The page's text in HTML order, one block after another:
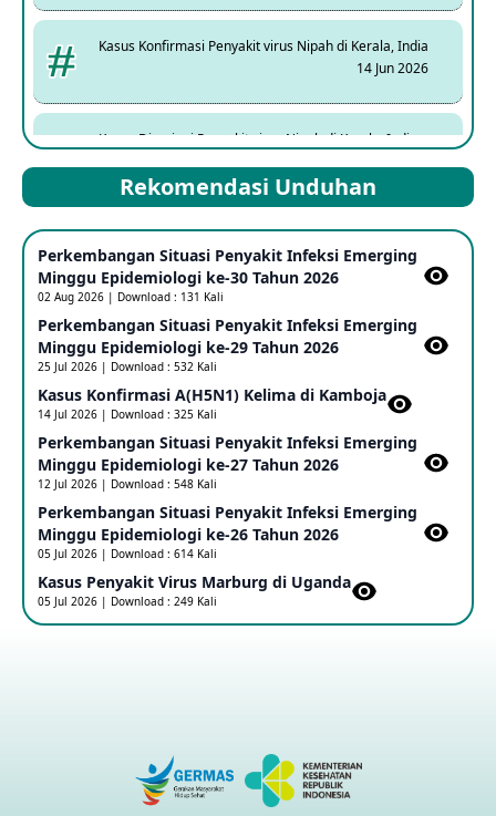
Kasus Konfirmasi Penyakit virus Nipah di Kerala, India
14 Jun 2026
Kasus Dicurigai Penyakit virus Nipah di Kerala, India
Mpox Clade 1b di Taiwan
25 May 2026
Update Informasi PHEIC Penyakit Ebola
23 May 2026
Penetapan Outbreak Penyakit Ebola di RD Kongo dan
Uganda Sebagai PHEIC
17 May 2026
Outbreak Penyakti Ebola di RD Kongo
16 May 2026
Kasus Konfirmasi A(H5NN6) di Cina
Penyakit virus Hanta di Kapal Pesiar Keberangkatan
Rekomendasi Unduhan
Perkembangan Situasi Penyakit Infeksi Emerging
Minggu Epidemiologi ke-30 Tahun 2026
02 Aug 2026 | Download : 131 Kali
Perkembangan Situasi Penyakit Infeksi Emerging
Minggu Epidemiologi ke-29 Tahun 2026
25 Jul 2026 | Download : 532 Kali
Kasus Konfirmasi A(H5N1) Kelima di Kamboja​
14 Jul 2026 | Download : 325 Kali
Perkembangan Situasi Penyakit Infeksi Emerging
Minggu Epidemiologi ke-27 Tahun 2026
12 Jul 2026 | Download : 548 Kali
Perkembangan Situasi Penyakit Infeksi Emerging
Minggu Epidemiologi ke-26 Tahun 2026
05 Jul 2026 | Download : 614 Kali
Kasus Penyakit Virus Marburg di Uganda
05 Jul 2026 | Download : 249 Kali